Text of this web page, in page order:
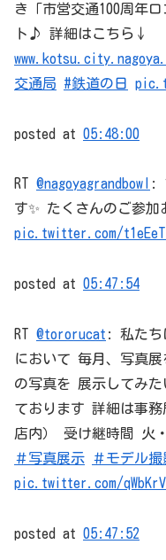
き「市営交通100周年
ト♪ 詳細はこちら↓
交通局
#鉄道の日
posted at 05:48:00
RT @nagoyagrandbowl
:
す✨ たくさんのご参
pic.twitter.com/
posted at 05:47:54
RT @tororucat : 私たち
において 毎月、写真
の写真を 展示してみ
ております 詳細は事
店内） 受け継時間 火
＃写真展示
＃モデル撮
pic.twitter.com/
posted at 05:47:52